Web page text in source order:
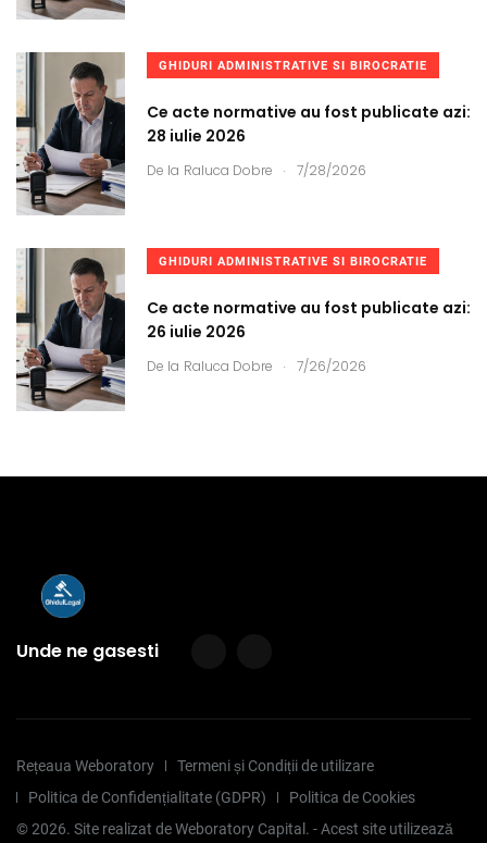
GHIDURI ADMINISTRATIVE SI BIROCRATIE
Ce acte normative au fost publicate azi:
28 iulie 2026
De la Raluca Dobre . 7/28/2026
GHIDURI ADMINISTRATIVE SI BIROCRATIE
Ce acte normative au fost publicate azi:
26 iulie 2026
De la Raluca Dobre . 7/26/2026
Unde ne gasesti
Rețeaua Weboratory
Termeni și Condiții de utilizare
Politica de Confidențialitate (GDPR)
Politica de Cookies
©2026. Site realizat de Weboratory Capital. - Acest site utilizează